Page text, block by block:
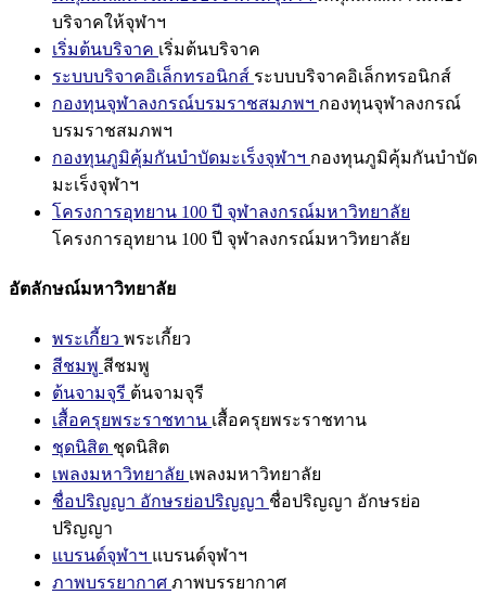
บริจาคให้จุฬาฯ
เริ่มต้นบริจาค เริ่มต้นบริจาค
ระบบบริจาคอิเล็กทรอนิกส์ ระบบบริจาคอิเล็กทรอนิกส์
กองทุนจุฬาลงกรณ์บรมราชสมภพฯ กองทุนจุฬาลงกรณ์
บรมราชสมภพฯ
กองทุนภูมิคุ้มกันบำบัดมะเร็งจุฬาฯ กองทุนภูมิคุ้มกันบำบัด
มะเร็งจุฬาฯ
โครงการอุทยาน 100 ปี จุฬาลงกรณ์มหาวิทยาลัย
โครงการอุทยาน 100 ปี จุฬาลงกรณ์มหาวิทยาลัย
อัตลักษณ์มหาวิทยาลัย
พระเกี้ยว พระเกี้ยว
สีชมพู สีชมพู
ต้นจามจุรี ต้นจามจุรี
เสื้อครุยพระราชทาน เสื้อครุยพระราชทาน
ชุดนิสิต ชุดนิสิต
เพลงมหาวิทยาลัย เพลงมหาวิทยาลัย
ชื่อปริญญา อักษรย่อปริญญา ชื่อปริญญา อักษรย่อ
ปริญญา
แบรนด์จุฬาฯ แบรนด์จุฬาฯ
ภาพบรรยากาศ ภาพบรรยากาศ